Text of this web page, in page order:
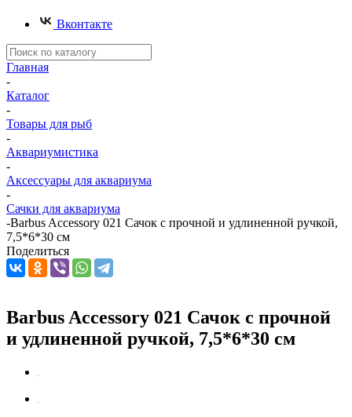
Вконтакте
Главная
-
Каталог
-
Товары для рыб
-
Аквариумистика
-
Аксессуары для аквариума
-
Сачки для аквариума
-Barbus Accessory 021 Сачок с прочной и удлиненной ручкой,
7,5*6*30 см
Поделиться
Barbus Accessory 021 Сачок с прочной
и удлиненной ручкой, 7,5*6*30 см